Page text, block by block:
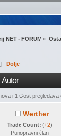
NET - FORUM »
] Dolje
Autor
i 1 Gost pregledava
Werther
Trade Count: (+2)
Punopravni član